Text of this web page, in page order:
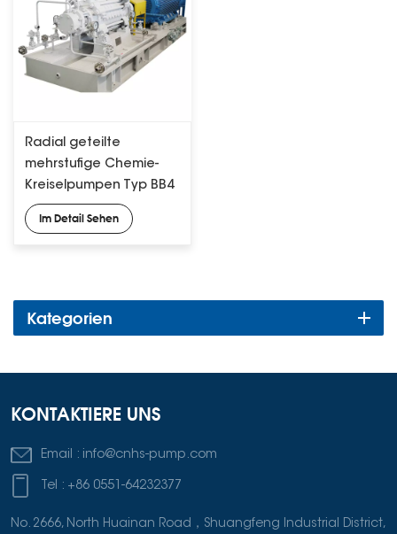
Radial geteilte
mehrstufige Chemie-
Kreiselpumpen Typ BB4
API 610
Im Detail Sehen
Kategorien
KONTAKTIERE UNS
Email : info@cnhs-pump.com
Tel : +86 0551-64232377
No. 2666, North Huainan Road，Shuangfeng Industrial District,